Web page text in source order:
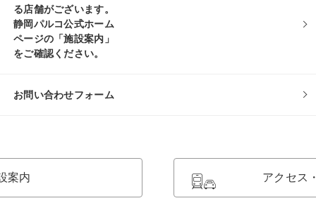
る店舗がございます。
静岡パルコ公式ホーム
ページの「施設案内」
をご確認ください。
お問い合わせフォーム
案内 アクセス